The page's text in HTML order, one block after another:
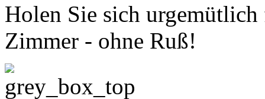
Holen Sie sich
Zimmer - ohne Ruß!